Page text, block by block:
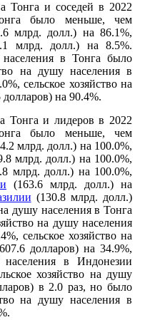
Тонга и соседей в 2022
было меньше, чем
млрд. долл.) на 86.1%,
млрд. долл.) на 8.5%.
в Тонга было
на душу населения в
сельское хозяйство на
на 90.4%.
Тонга и лидеров в 2022
было меньше, чем
млрд. долл.) на 100.0%,
млрд. долл.) на 100.0%,
млрд. долл.) на 100.0%,
(163.6 млрд. долл.) на
(130.8 млрд. долл.)
душу населения в Тонга
на душу населения
сельское хозяйство на
долларов) на 34.9%,
населения в Индонезии
хозяйство на душу
в 2.0 раз, но было
на душу населения в